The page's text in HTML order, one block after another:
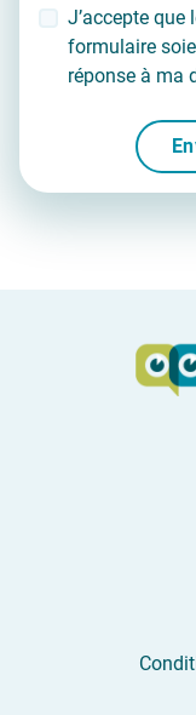
J’accepte que
formulaire
réponse à ma